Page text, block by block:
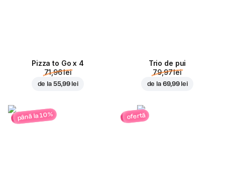
Pizza to Go x 4
71,96 lei
de la 55,99 lei
Trio de pui
79,97 lei
de la 69,99 lei
până la 10% ofertă